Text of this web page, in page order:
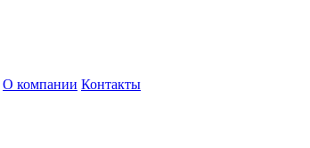
О компании Контакты